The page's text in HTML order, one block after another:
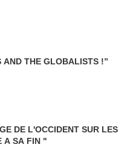
AND THE GLOBALISTS !”
DE L'OCCIDENT SUR LES
A SA FIN "